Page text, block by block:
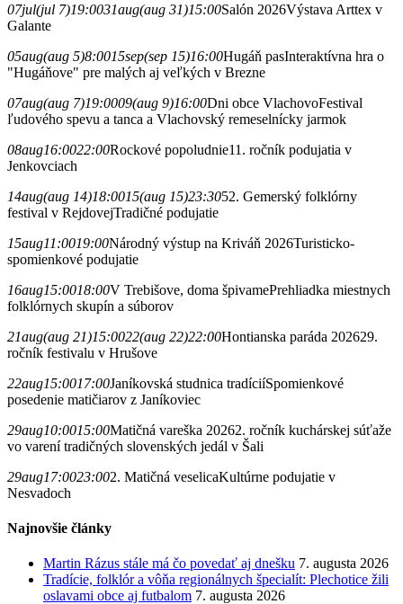
07jul(jul 7)19:0031aug(aug 31)15:00Salón 2026Výstava Arttex v
Galante
05aug(aug 5)8:0015sep(sep 15)16:00Hugáň pasInteraktívna hra o
"Hugáňove" pre malých aj veľkých v Brezne
07aug(aug 7)19:0009(aug 9)16:00Dni obce VlachovoFestival
ľudového spevu a tanca a Vlachovský remeselnícky jarmok
08aug16:0022:00Rockové popoludnie11. ročník podujatia v
Jenkovciach
14aug(aug 14)18:0015(aug 15)23:3052. Gemerský folklórny
festival v RejdovejTradičné podujatie
15aug11:0019:00Národný výstup na Kriváň 2026Turisticko-
spomienkové podujatie
16aug15:0018:00V Trebišove, doma špivamePrehliadka miestnych
folklórnych skupín a súborov
21aug(aug 21)15:0022(aug 22)22:00Hontianska paráda 202629.
ročník festivalu v Hrušove
22aug15:0017:00Janíkovská studnica tradíciíSpomienkové
posedenie matičiarov z Janíkoviec
29aug10:0015:00Matičná vareška 20262. ročník kuchárskej súťaže
vo varení tradičných slovenských jedál v Šali
29aug17:0023:002. Matičná veselicaKultúrne podujatie v
Nesvadoch
Najnovšie články
Martin Rázus stále má čo povedať aj dnešku 7. augusta 2026
Tradície, folklór a vôňa regionálnych špecialít: Plechotice žili
oslavami obce aj futbalom 7. augusta 2026